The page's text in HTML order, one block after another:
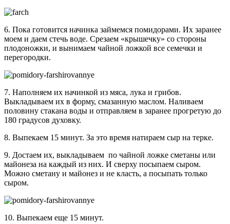
6. Пока готовится начинка займемся помидорами. Их заранее
моем и даем стечь воде. Срезаем «крышечку» со стороны
плодоножки, и вынимаем чайной ложкой все семечки и
перегородки.
7. Наполняем их начинкой из мяса, лука и грибов.
Выкладываем их в форму, смазанную маслом. Наливаем
половину стакана воды и отправляем в заранее прогретую до
180 градусов духовку.
8. Выпекаем 15 минут. За это время натираем сыр на терке.
9. Достаем их, выкладываем по чайной ложке сметаны или
майонеза на каждый из них. И сверху посыпаем сыром.
Можно сметану и майонез и не класть, а посыпать только
сыром.
10. Выпекаем еще 15 минут.